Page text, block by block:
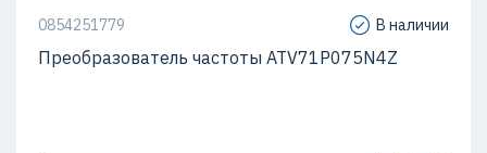
0854251779 В наличии
Преобразователь частоты ATV71P075N4Z